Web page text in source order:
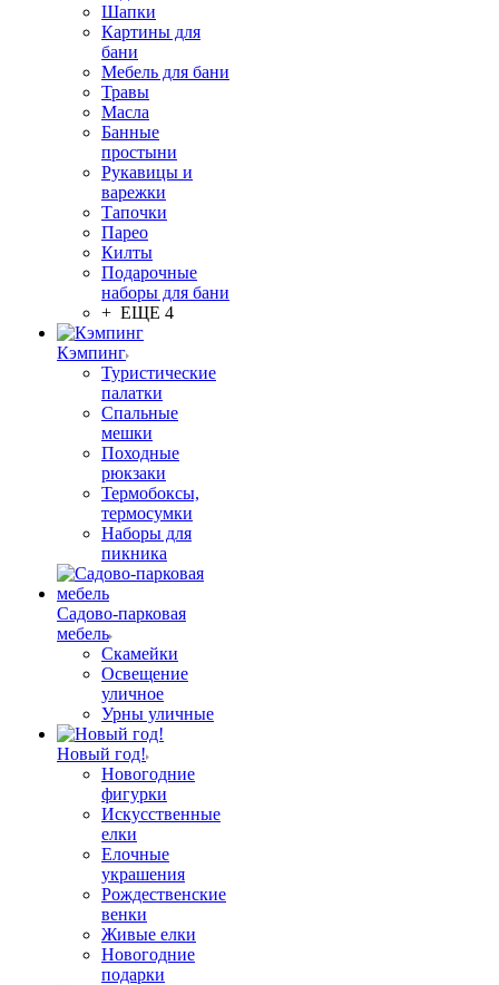
Шапки
Картины для
бани
Мебель для бани
Травы
Масла
Банные
простыни
Рукавицы и
варежки
Тапочки
Парео
Килты
Подарочные
наборы для бани
+ ЕЩЕ 4
Кэмпинг
Туристические
палатки
Спальные
мешки
Походные
рюкзаки
Термобоксы,
термосумки
Наборы для
пикника
Садово-парковая
мебель
Скамейки
Освещение
уличное
Урны уличные
Новый год!
Новогодние
фигурки
Искусственные
елки
Елочные
украшения
Рождественские
венки
Живые елки
Новогодние
подарки